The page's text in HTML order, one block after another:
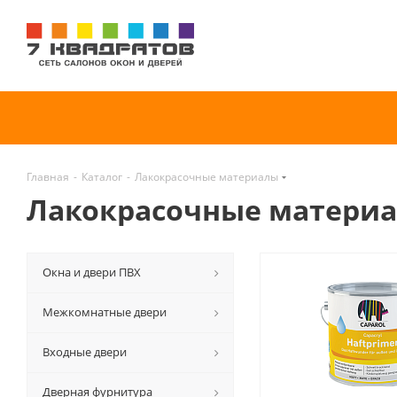
Главная - Каталог - Лакокрасочные материалы
Лакокрасочные
Окна и двери ПВХ
Межкомнатные двери
Входные двери
Дверная фурнитура